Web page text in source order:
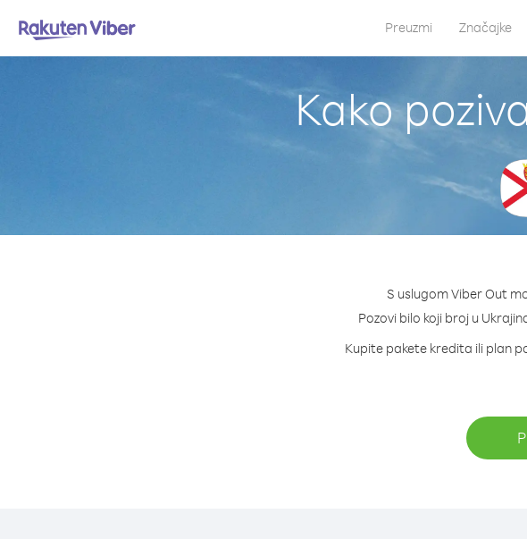
Preuzmi Značajke
Kako
S uslugom Viber Out
Pozovi bilo koji broj u
Kupite pakete kredita ili plan